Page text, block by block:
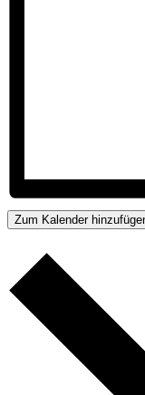
Zum Kalender